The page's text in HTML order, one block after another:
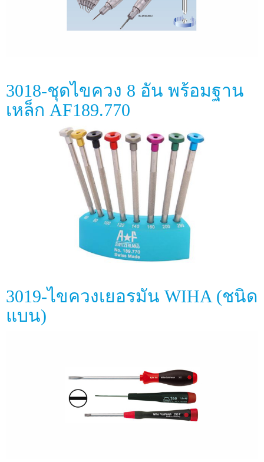
3018-ชุดไขควง 8 อัน พร้อมฐาน
เหล็ก AF189.770
3019-ไขควงเยอรมัน WIHA (ชนิด
แบน)